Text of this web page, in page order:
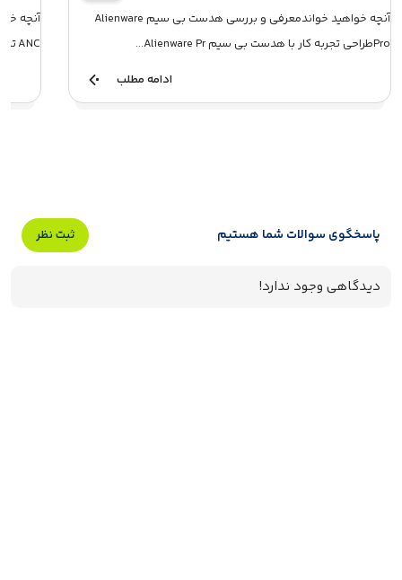
آنچه خواهید خواندمعرفی و بررسی هدست بی سیم Alienware
Proطراحی تجربه کار با هدست بی‌ سیم Alienware Pr...
ادامه مطلب
ANC تاریخ عرضه هدفون SoundMagic P58BT ANCمشخصا...
پاسخگوی سوالات شما هستیم ثبت نظر
دیدگاهی وجود ندارد!